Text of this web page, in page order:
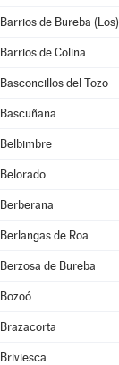
Barrios de Bureba (Los)
Barrios de Colina
Basconcillos del Tozo
Bascuñana
Belbimbre
Belorado
Berberana
Berlangas de Roa
Berzosa de Bureba
Bozoó
Brazacorta
Briviesca